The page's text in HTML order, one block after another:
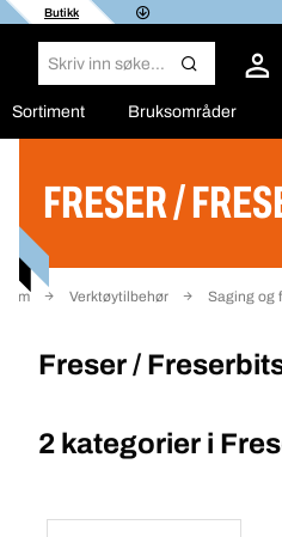
Butikk
Sortiment Bruksområder
FRESER /
Verktøytilbehør Saging og
Freser /
2 kategorier i
Filter